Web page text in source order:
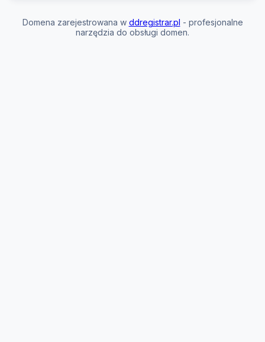
Domena zarejestrowana w ddregistrar.pl - profesjonalne
narzędzia do obsługi domen.